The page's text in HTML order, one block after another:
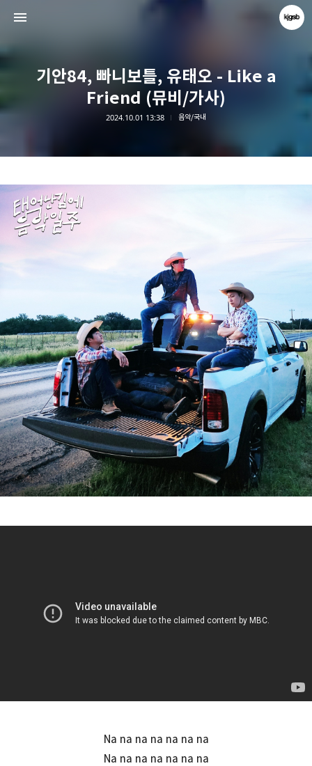
기안84, 빠니보틀, 유태오 - Like a
Friend (뮤비/가사)
2024.10.01 13:38 음악/국내
Na na na na na na na
Na na na na na na na
kjgsb